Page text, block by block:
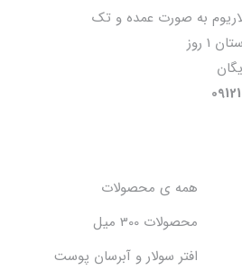
به صورت عمده و تک
همه ی محصولات
محصولات 300 میل
افتر سولار و آبرسان پوست